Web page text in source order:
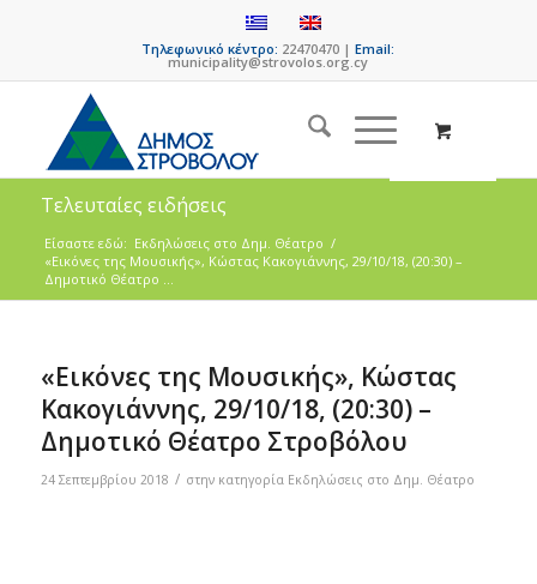
Τηλεφωνικό κέντρο: 22470470 |Email:
municipality@strovolos.org.cy
Τελευταίες ειδήσεις
Είσαστε εδώ: Eκδηλώσεις στο Δημ. Θέατρο /
«Εικόνες της Μουσικής», Κώστας Κακογιάννης, 29/10/18, (20:30) –
Δημοτικό Θέατρο ...
«Εικόνες της Μουσικής», Κώστας
Κακογιάννης, 29/10/18, (20:30) –
Δημοτικό Θέατρο Στροβόλου
24 Σεπτεμβρίου 2018 / στην κατηγορία Eκδηλώσεις στο Δημ. Θέατρο